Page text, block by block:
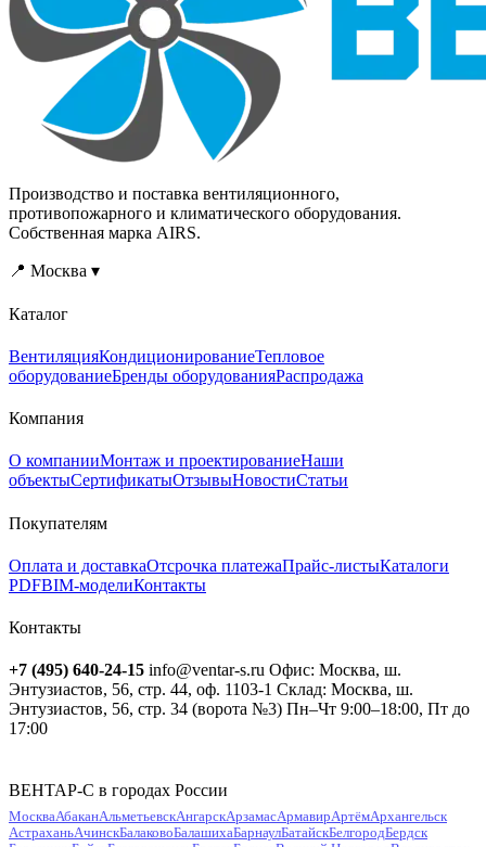
Производство и поставка вентиляционного,
противопожарного и климатического оборудования.
Собственная марка AIRS.
📍 Москва ▾
Каталог
ВентиляцияКондиционированиеТепловое
оборудованиеБренды оборудованияРаспродажа
Компания
О компанииМонтаж и проектированиеНаши
объектыСертификатыОтзывыНовостиСтатьи
Покупателям
Оплата и доставкаОтсрочка платежаПрайс-листыКаталоги
PDFBIM-моделиКонтакты
Контакты
+7 (495) 640-24-15 info@ventar-s.ru Офис: Москва, ш.
Энтузиастов, 56, стр. 44, оф. 1103-1 Склад: Москва, ш.
Энтузиастов, 56, стр. 34 (ворота №3) Пн–Чт 9:00–18:00, Пт до
17:00
ВЕНТАР-С в городах России
МоскваАбаканАльметьевскАнгарскАрзамасАрмавирАртёмАрхангельск
АстраханьАчинскБалаковоБалашихаБарнаулБатайскБелгородБердск